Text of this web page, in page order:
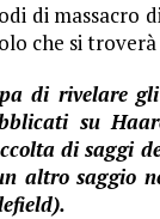
di massacro
che si
di rivelare
su
di saggi
altro saggio